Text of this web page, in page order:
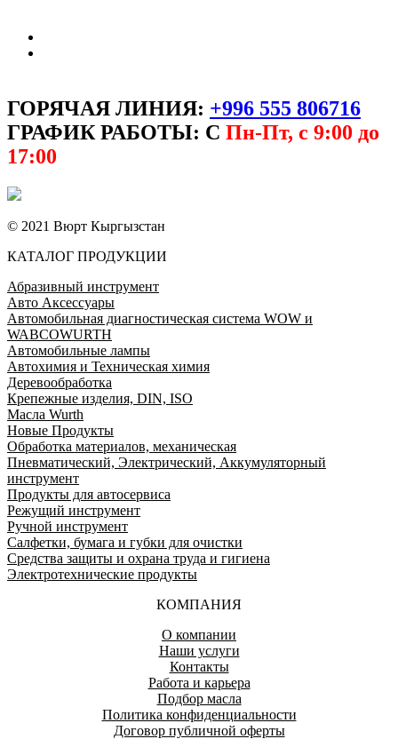
ГОРЯЧАЯ ЛИНИЯ: +996 555 806716
ГРАФИК РАБОТЫ: С Пн-Пт, с 9:00 до
17:00
© 2021 Вюрт Кыргызстан
КАТАЛОГ ПРОДУКЦИИ
Абразивный инструмент
Авто Аксессуары
Автомобильная диагностическая система WOW и
WABCOWURTH
Автомобильные лампы
Автохимия и Техническая химия
Деревообработка
Крепежные изделия, DIN, ISO
Масла Wurth
Новые Продукты
Обработка материалов, механическая
Пневматический, Электрический, Аккумуляторный
инструмент
Продукты для автосервиса
Режущий инструмент
Ручной инструмент
Салфетки, бумага и губки для очистки
Средства защиты и охрана труда и гигиена
Электротехнические продукты
КОМПАНИЯ
О компании
Наши услуги
Контакты
Работа и карьера
Подбор масла
Политика конфиденциальности
Договор публичной оферты